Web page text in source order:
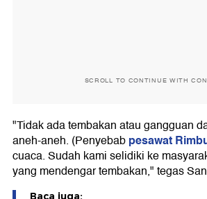
SCROLL TO CONTINUE WITH
"Tidak ada tembakan atau gangguan
aneh-aneh. (Penyebabpesawat
cuaca. Sudah kami selidiki ke
yang mendengar tembakan," tegas
Baca juga: